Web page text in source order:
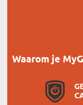
Waarom je